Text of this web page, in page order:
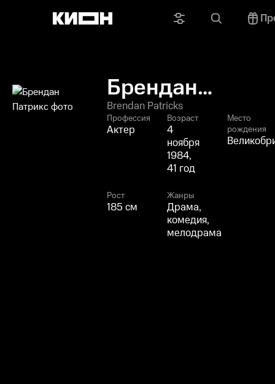
Брендан
Патрикс
Brendan Patricks
Профессия
Актер
Возраст
4
ноября
1984,
41 год
Место
рождения
Рост
185 см
Жанры
Драма,
комедия,
мелодрама